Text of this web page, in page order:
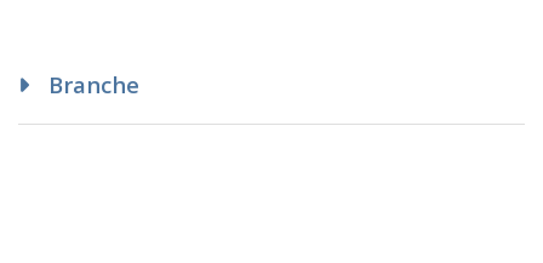
Branche